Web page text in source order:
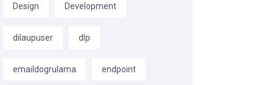
Design Development
dilaupuser dlp
emaildogrulama endpoint